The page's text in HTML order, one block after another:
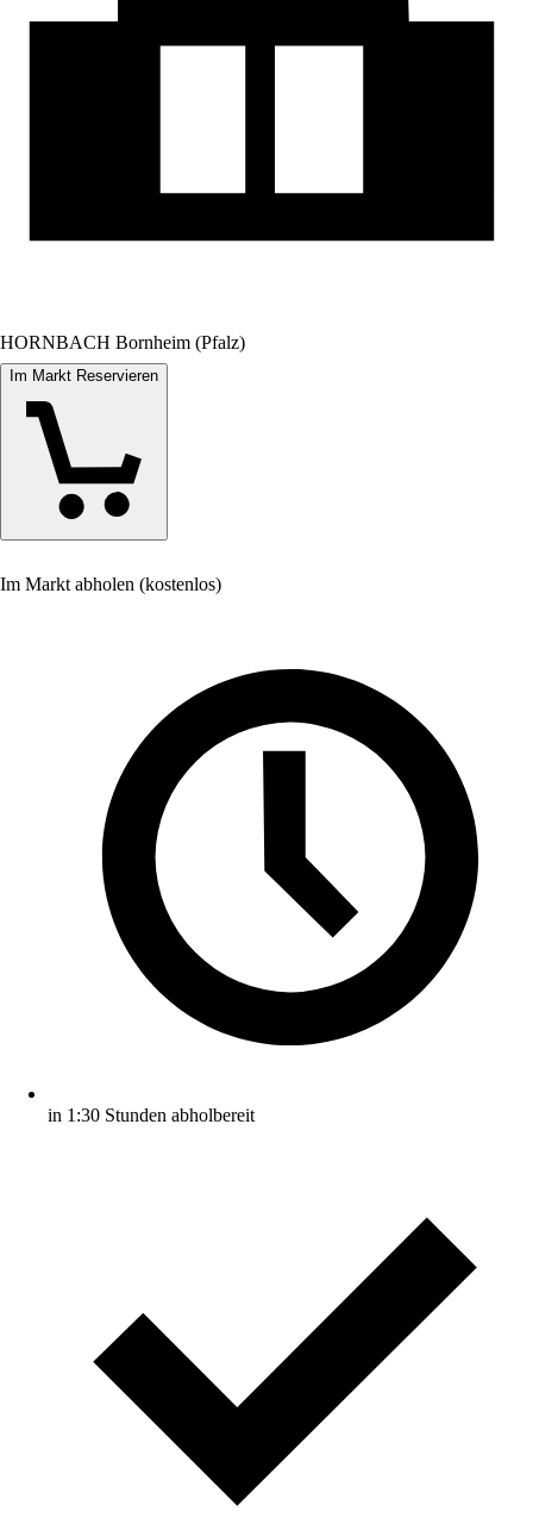
HORNBACH Bornheim (Pfalz)
Im Markt Reservieren
Im Markt abholen (kostenlos)
in 1:30 Stunden abholbereit